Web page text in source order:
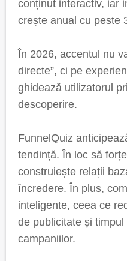
conținut interactiv, iar
crește anual cu peste
În 2026, accentul nu
directe”, ci pe
ghidează utilizatorul
descoperire.
FunnelQuiz
tendință. În loc să
construiește relații
încredere. În plus,
inteligente, ceea ce
de publicitate și
campaniilor.